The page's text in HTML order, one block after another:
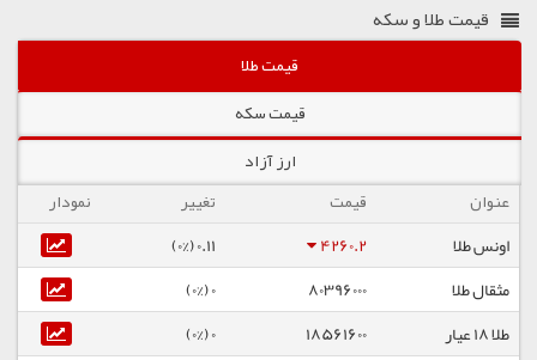
قیمت طلا و سکه
قیمت طلا
قیمت سکه
ارز آزاد
عنوان
قیمت تغییر
نمودار
اونس طلا
4260.2
0.11 (0%)
مثقال طلا
80396000
0 (0%)
طلا ۱۸ عیار
18561600
0 (0%)